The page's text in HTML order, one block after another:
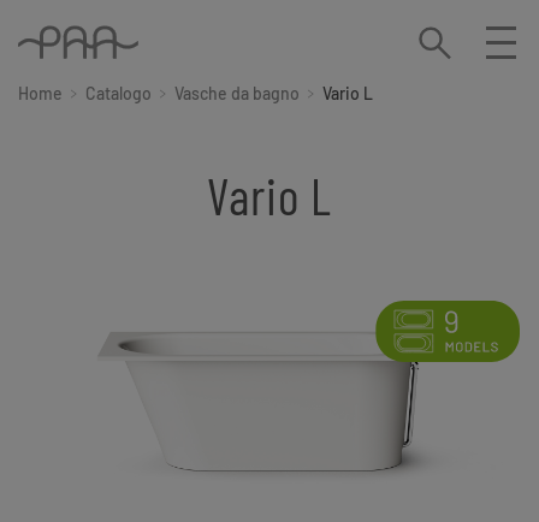
Home Catalogo Vasche da bagno Vario L
Vario L